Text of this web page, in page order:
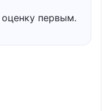
первым.